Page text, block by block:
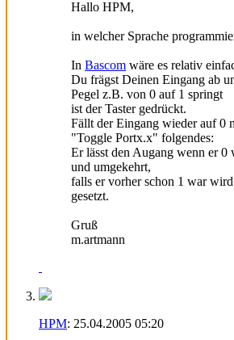
Hallo HPM,
in welcher Sprache
In Bascom wäre es relativ
Du frägst Deinen Eingang ab
Pegel z.B. von 0 auf 1 springt
ist der Taster gedrückt.
Fällt der Eingang wieder auf 0
"Toggle Portx.x" folgendes:
Er lässt den Augang wenn er 0
und umgekehrt,
falls er vorher schon 1 war
gesetzt.
Gruß
m.artmann
HPM: 25.04.2005 05:20